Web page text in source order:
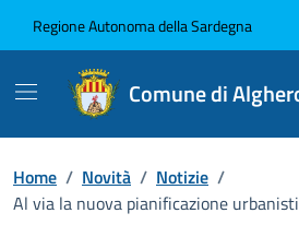
Regione Autonoma della Sardegna
Comune di
Home / Novità / Notizie /
Al via la nuova pianificazione